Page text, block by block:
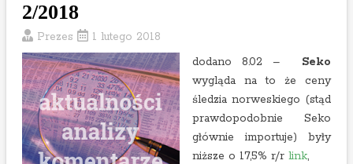
2/2018
Prezes
1 lutego 2018
dodano 8.02 – Seko
wygląda na to że ceny
śledzia norweskiego (stąd
prawdopodobnie Seko
głównie importuje) były
niższe o 17,5% r/r link,